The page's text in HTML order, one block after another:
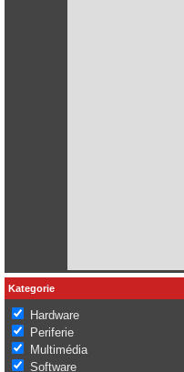
Kategorie
Hardware
Periferie
Multimédia
Software